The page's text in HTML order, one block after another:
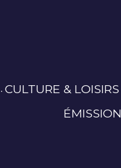
CULTURE & LOISIRS